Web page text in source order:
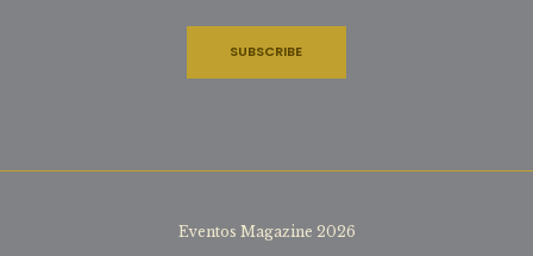
Eventos Magazine 2026